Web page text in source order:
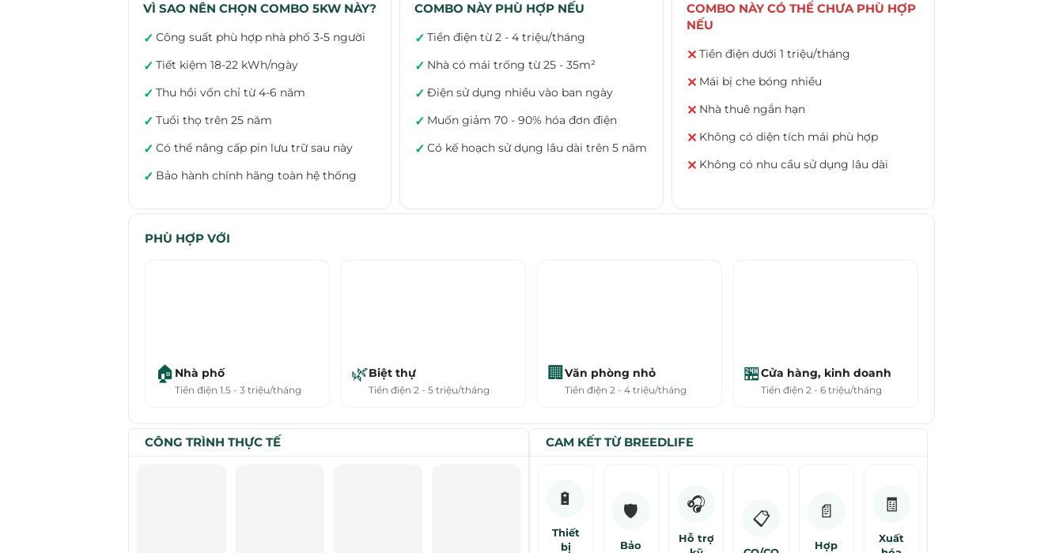
VÌ SAO NÊN CHỌN COMBO 5KW NÀY?
✓ Công suất phù hợp nhà phố 3-5 người
✓ Tiết kiệm 18-22 kWh/ngày
✓ Thu hồi vốn chỉ từ 4-6 năm
✓ Tuổi thọ trên 25 năm
✓ Có thể nâng cấp pin lưu trữ sau này
✓ Bảo hành chính hãng toàn hệ thống
COMBO NÀY PHÙ HỢP NẾU
✓ Tiền điện từ 2 - 4 triệu/tháng
✓ Nhà có mái trống từ 25 - 35m²
✓ Điện sử dụng nhiều vào ban ngày
✓ Muốn giảm 70 - 90% hóa đơn điện
✓ Có kế hoạch sử dụng lâu dài trên 5 năm
COMBO NÀY CÓ THỂ CHƯA PHÙ HỢP
NẾU
✕ Tiền điện dưới 1 triệu/tháng
✕ Mái bị che bóng nhiều
✕ Nhà thuê ngắn hạn
✕ Không có diện tích mái phù hợp
✕ Không có nhu cầu sử dụng lâu dài
PHÙ HỢP VỚI
🏠 Nhà phố
Tiền điện 1.5 - 3 triệu/tháng
🌿Biệt thự
Tiền điện 2 - 5 triệu/tháng
🏢 Văn phòng nhỏ
Tiền điện 2 - 4 triệu/tháng
🏪Cửa hàng, kinh doanh
Tiền điện 2 - 6 triệu/tháng
CÔNG TRÌNH THỰC TẾ CAM KẾT TỪ BREEDLIFE
🔋
Thiết
bị
🛡️
Bảo
🎧
Hỗ trợ
📋 📄
Hợp
🧾
Xuất